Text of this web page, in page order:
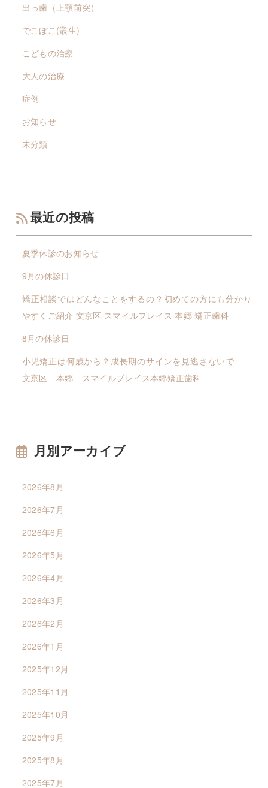
出っ歯（上顎前突）
でこぼこ(叢生)
こどもの治療
大人の治療
症例
お知らせ
未分類
最近の投稿
夏季休診のお知らせ
9月の休診日
矯正相談ではどんなことをするの？初めての方にも分かり
やすくご紹介 文京区 スマイルプレイス 本郷 矯正歯科
8月の休診日
小児矯正は何歳から？成長期のサインを見逃さないで
文京区 本郷 スマイルプレイス本郷矯正歯科
月別アーカイブ
2026年8月
2026年7月
2026年6月
2026年5月
2026年4月
2026年3月
2026年2月
2026年1月
2025年12月
2025年11月
2025年10月
2025年9月
2025年8月
2025年7月